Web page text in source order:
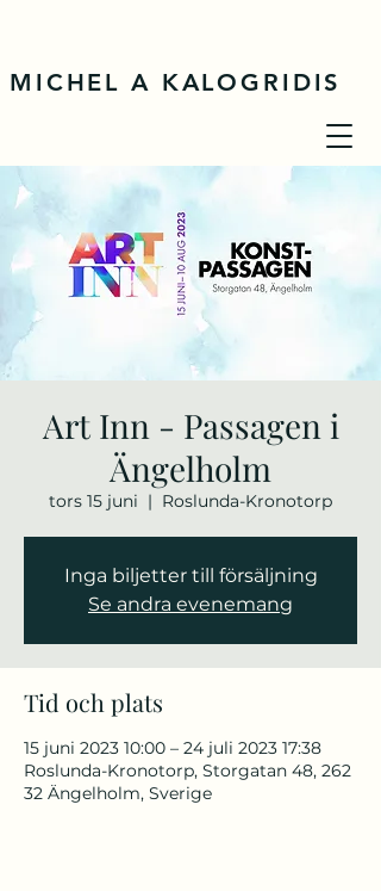
MICHEL A KALOGRIDIS
Art Inn - Passagen i
Ängelholm
tors 15 juni
  |
Roslunda-Kronotorp
Inga biljetter till försäljning
Se andra evenemang
Tid och plats
15 juni 2023 10:00 – 24 juli 2023 17:38
Roslunda-Kronotorp, Storgatan 48, 262
32 Ängelholm, Sverige